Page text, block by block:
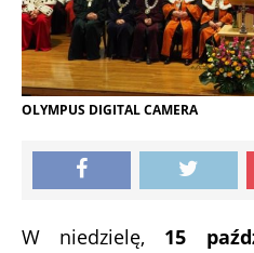
OLYMPUS DIGITAL CAMERA
W niedzielę, 15